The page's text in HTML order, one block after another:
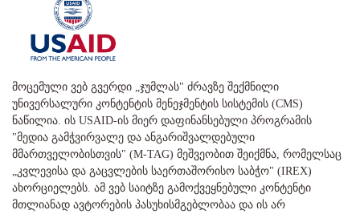
მოცემული ვებ გვერდი „ჯუმლას" ძრავზე შექმნილი
უნივერსალური კონტენტის მენეჯმენტის სისტემის (CMS)
ნაწილია. ის USAID-ის მიერ დაფინანსებული პროგრამის
"მედია გამჭვირვალე და ანგარიშვალდებული
მმართველობისთვის" (M-TAG) მეშვეობით შეიქმნა, რომელსაც
„კვლევისა და გაცვლების საერთაშორისო საბჭო" (IREX)
ახორციელებს. ამ ვებ საიტზე გამოქვეყნებული კონტენტი
მთლიანად ავტორების პასუხისმგებლობაა და ის არ